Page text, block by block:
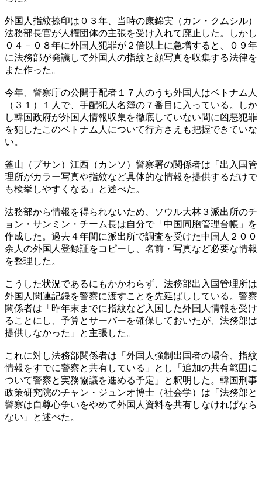
外国人指紋捺印は０３年、当時の康錦実（カン・クムシル）
法務部長官が人権団体の主張を受け入れて廃止した。しかし
０４－０８年に外国人犯罪が２倍以上に急増すると、０９年
に法務部が発議して外国人の指紋と顔写真を収集する法律を
また作った。
今年、警察庁の公開手配者１７人のうち外国人はベトナム人
（３１）１人で、手配犯人名簿の７番目に入っている。しか
し韓国政府が外国人情報収集を徹底していない間に凶悪犯罪
を犯したこのベトナム人について行方さえも把握できていな
い。
釜山（プサン）江西（カンソ）警察署の関係者は「出入国管
理所がカラー写真や指紋など具体的な情報を提供するだけで
も検挙しやすくなる」と述べた。
法務部から情報を得られないため、ソウル大林３派出所のチ
ョン・サンミン・チーム長は自分で「中国同胞管理台帳」を
作成した。過去４年間に派出所で調査を受けた中国人２００
余人の外国人登録証をコピーし、名前・写真など必要な情報
を整理した。
こうした状況であるにもかかわらず、法務部出入国管理所は
外国人関連記録を警察に渡すことを先延ばししている。警察
関係者は「昨年末までに指紋など入国した外国人情報を受け
ることにし、予算とサーバーを確保しておいたが、法務部は
提供しなかった」と主張した。
これに対し法務部関係者は「外国人強制出国者の場合、指紋
情報をすでに警察と共有している」とし「追加の共有範囲に
ついて警察と実務協議を進める予定」と釈明した。韓国刑事
政策研究院のチャン・ジュンオ博士（社会学）は「法務部と
警察は自尊心争いをやめて外国人資料を共有しなければなら
ない」と述べた。